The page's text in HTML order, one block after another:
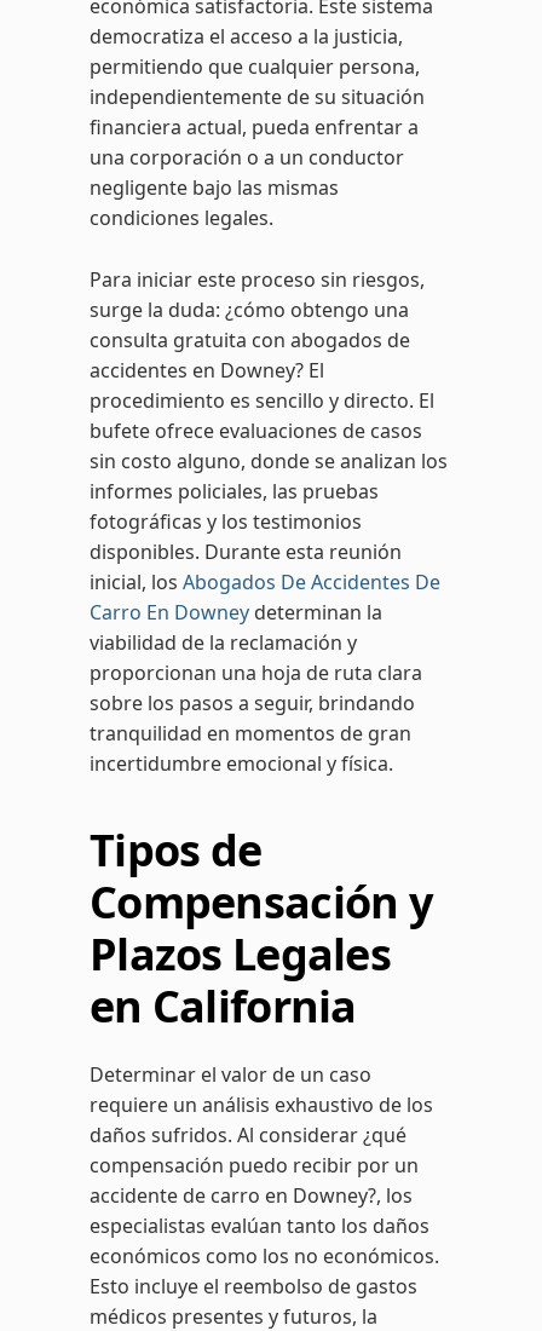
económica satisfactoria. Este sistema
democratiza el acceso a la justicia,
permitiendo que cualquier persona,
independientemente de su situación
financiera actual, pueda enfrentar a
una corporación o a un conductor
negligente bajo las mismas
condiciones legales.
Para iniciar este proceso sin riesgos,
surge la duda: ¿cómo obtengo una
consulta gratuita con abogados de
accidentes en Downey? El
procedimiento es sencillo y directo. El
bufete ofrece evaluaciones de casos
sin costo alguno, donde se analizan los
informes policiales, las pruebas
fotográficas y los testimonios
disponibles. Durante esta reunión
inicial, los Abogados De Accidentes De
Carro En Downey determinan la
viabilidad de la reclamación y
proporcionan una hoja de ruta clara
sobre los pasos a seguir, brindando
tranquilidad en momentos de gran
incertidumbre emocional y física.
Tipos de
Compensación y
Plazos Legales
en California
Determinar el valor de un caso
requiere un análisis exhaustivo de los
daños sufridos. Al considerar ¿qué
compensación puedo recibir por un
accidente de carro en Downey?, los
especialistas evalúan tanto los daños
económicos como los no económicos.
Esto incluye el reembolso de gastos
médicos presentes y futuros, la